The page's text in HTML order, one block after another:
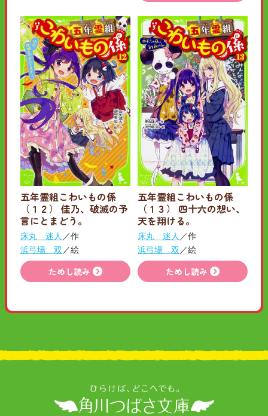
五年霊組こわいもの係
（１２） 佳乃、破滅の予
言にとまどう。
床丸 迷人 ／作
浜弓場 双 ／絵
ためし読み
五年霊組こわいもの係
（１３） 四十六の想い、
天を翔ける。
床丸 迷人 ／作
浜弓場 双 ／絵
ためし読み